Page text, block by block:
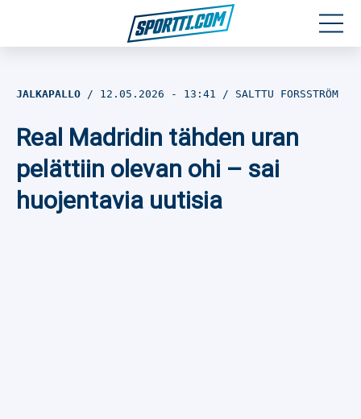
Jalkapallo
Yleisurheilu
JALKAPALLO 12.05.2026 - 13:41 SALTTU FORSSTRÖM
Real Madridin tähden uran
pelättiin olevan ohi – sai
huojentavia uutisia